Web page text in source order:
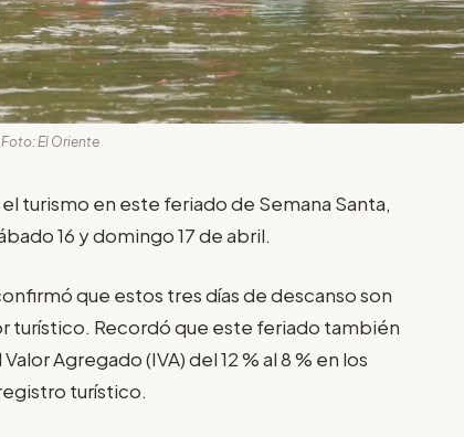
Foto: El Oriente
turismo en este feriado de Semana Santa,
16 y domingo 17 de abril.
que estos tres días de descanso son
turístico. Recordó que este feriado también
Agregado (IVA) del 12 % al 8 % en los
turístico.